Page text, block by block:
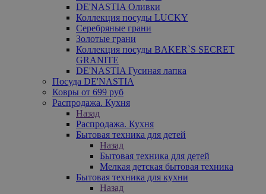
DE'NASTIA Оливки
Коллекция посуды LUCKY
Серебряные грани
Золотые грани
Коллекция посуды BAKER`S SECRET
GRANITE
DE'NASTIA Гусиная лапка
Посуда DE'NASTIA
Ковры от 699 руб
Распродажа. Кухня
Назад
Распродажа. Кухня
Бытовая техника для детей
Назад
Бытовая техника для детей
Мелкая детская бытовая техника
Бытовая техника для кухни
Назад